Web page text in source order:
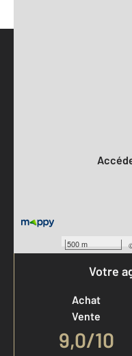
500 m
Votre
Achat
Vente
9,0/10